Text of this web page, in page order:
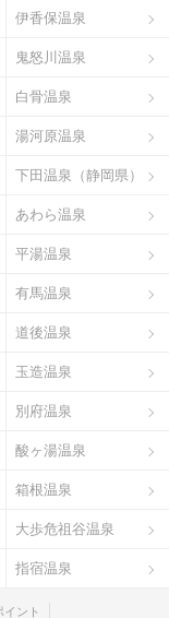
伊香保温泉
鬼怒川温泉
白骨温泉
湯河原温泉
下田温泉（静岡県）
あわら温泉
平湯温泉
有馬温泉
道後温泉
玉造温泉
別府温泉
酸ヶ湯温泉
箱根温泉
大歩危祖谷温泉
指宿温泉
イント